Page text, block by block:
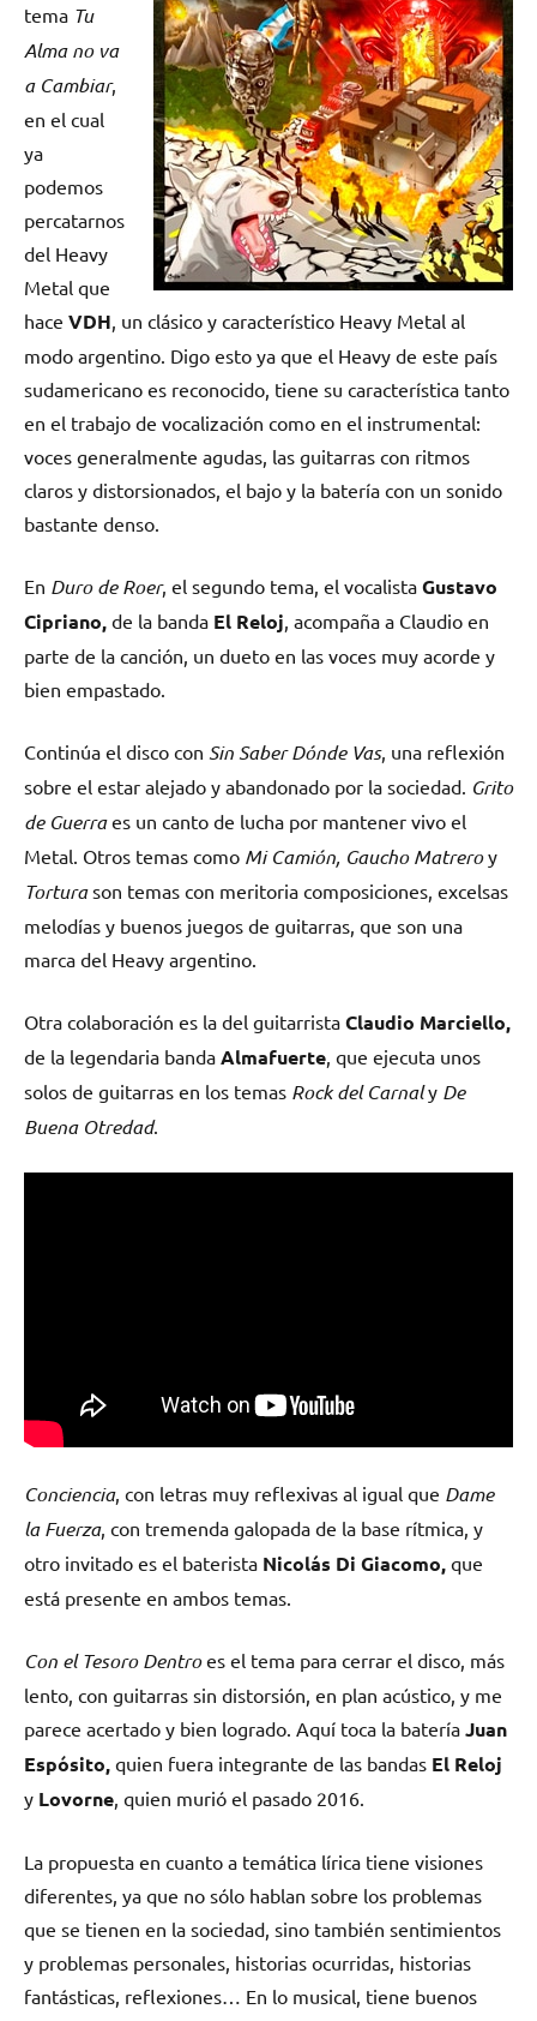
tema Tu
Alma no va
a Cambiar,
en el cual
ya
podemos
percatarnos
del Heavy
Metal que
hace VDH , un clásico y característico Heavy Metal al
modo argentino. Digo esto ya que el Heavy de este país
sudamericano es reconocido, tiene su característica tanto
en el trabajo de vocalización como en el instrumental:
voces generalmente agudas, las guitarras con ritmos
claros y distorsionados, el bajo y la batería con un sonido
bastante denso.
En Duro de Roer, el segundo tema, el vocalista Gustavo
Cipriano, de la banda El Reloj , acompaña a Claudio en
parte de la canción, un dueto en las voces muy acorde y
bien empastado.
Continúa el disco con Sin Saber Dónde Vas, una reflexión
sobre el estar alejado y abandonado por la sociedad. Grito
de Guerraes un canto de lucha por mantener vivo el
Metal. Otros temas como Mi Camión, Gaucho Matreroy
Torturason temas con meritoria composiciones, excelsas
melodías y buenos juegos de guitarras, que son una
marca del Heavy argentino.
Otra colaboración es la del guitarrista Claudio Marciello,
de la legendaria banda Almafuerte , que ejecuta unos
solos de guitarras en los temas Rock del Carnaly De
Buena Otredad.
Conciencia, con letras muy reflexivas al igual que Dame
la Fuerza, con tremenda galopada de la base rítmica, y
otro invitado es el baterista Nicolás Di Giacomo, que
está presente en ambos temas.
Con el Tesoro Dentroes el tema para cerrar el disco, más
lento, con guitarras sin distorsión, en plan acústico, y me
parece acertado y bien logrado. Aquí toca la batería Juan
Espósito, quien fuera integrante de las bandas El Reloj
y Lovorne, quien murió el pasado 2016.
La propuesta en cuanto a temática lírica tiene visiones
diferentes, ya que no sólo hablan sobre los problemas
que se tienen en la sociedad, sino también sentimientos
y problemas personales, historias ocurridas, historias
fantásticas, reflexiones… En lo musical, tiene buenos